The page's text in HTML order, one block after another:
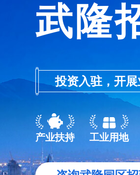
武隆
投资入驻，开
产业扶持 工业用地